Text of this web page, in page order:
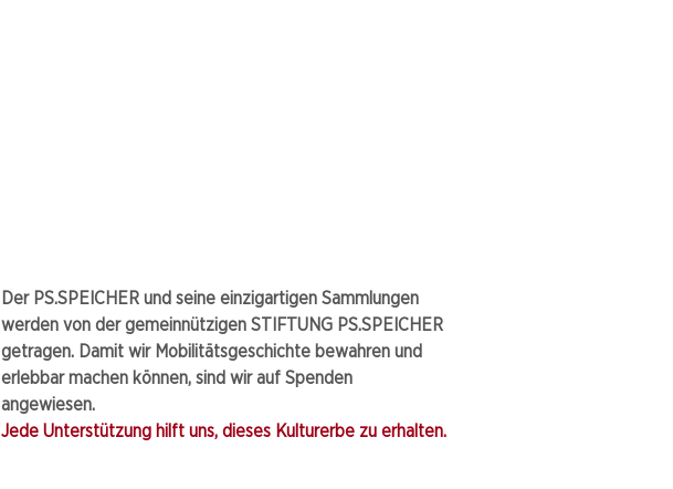
Der PS.SPEICHER und seine einzigartigen Sammlungen
werden von der gemeinnützigen STIFTUNG PS.SPEICHER
getragen. Damit wir Mobilitätsgeschichte bewahren und
erlebbar machen können, sind wir auf Spenden
angewiesen.
Jede Unterstützung hilft uns, dieses Kulturerbe zu erhalten.​